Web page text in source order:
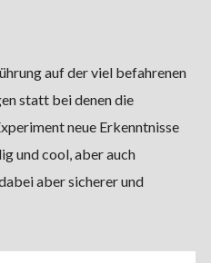
auf der viel befahrenen
statt bei denen die
neue Erkenntnisse
und cool, aber auch
aber sicherer und